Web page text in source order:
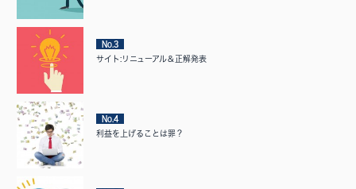
No.3
サイト:リニューアル＆正解発表
No.4
利益を上げることは罪？